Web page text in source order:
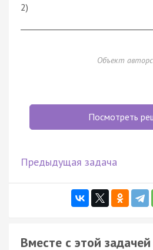
2)
Объект
Посмотреть
Предыдущая задача
Вместе с этой